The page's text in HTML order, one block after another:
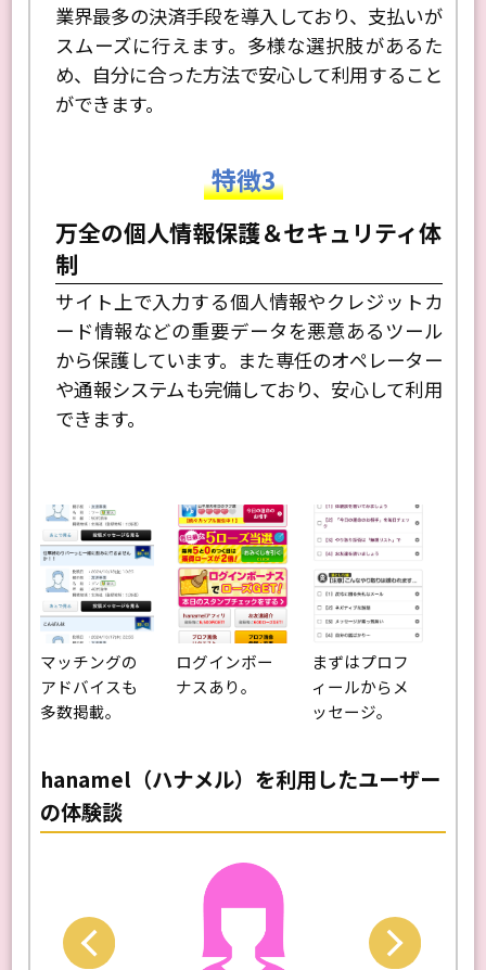
業界最多の決済手段を導入しており、支払いが
スムーズに行えます。多様な選択肢があるた
め、自分に合った方法で安心して利用すること
ができます。
特徴3
万全の個人情報保護＆セキュリティ体
制
サイト上で入力する個人情報やクレジットカ
ード情報などの重要データを悪意あるツール
から保護しています。また専任のオペレーター
や通報システムも完備しており、安心して利用
できます。
マッチングの
アドバイスも
多数掲載。
ログインボー
ナスあり。
まずはプロフ
ィールからメ
ッセージ。
hanamel（ハナメル）を利用したユーザー
の体験談